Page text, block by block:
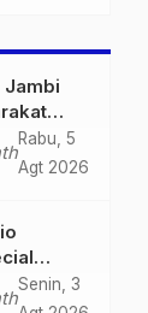
Jambi
di
Migas
Rabu, 5
Agt 2026
Blue,
Senin, 3